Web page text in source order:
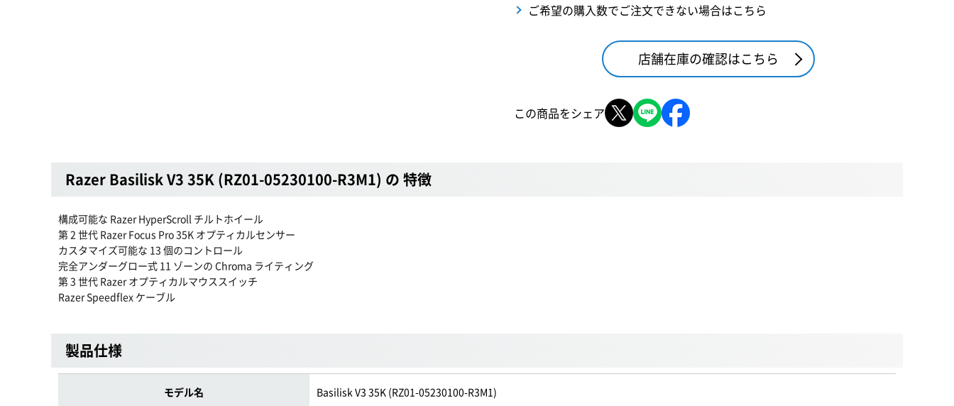
ご希望の購入数でご注文できない場合はこちら
店舗在庫の確認はこちら
この商品をシェア
Razer Basilisk V3 35K (RZ01-05230100-R3M1) の 特徴
構成可能な Razer HyperScroll チルトホイール
第 2 世代 Razer Focus Pro 35K オプティカルセンサー
カスタマイズ可能な 13 個のコントロール
完全アンダーグロー式 11 ゾーンの Chroma ライティング
第 3 世代 Razer オプティカルマウススイッチ
Razer Speedflex ケーブル
製品仕様
モデル名 Basilisk V3 35K (RZ01-05230100-R3M1)